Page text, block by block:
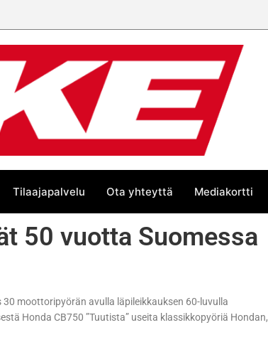
Tilaajapalvelu Ota yhteyttä Mediakortti
50 vuotta Suomessa
moottoripyörän avulla läpileikkauksen 60-luvulla
Honda CB750 ”Tuutista” useita klassikkopyöriä Hondan,